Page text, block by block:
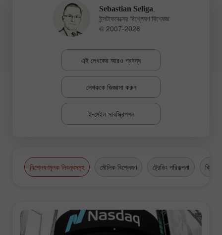
Sebastian Seliga
ইন্সটাফরেক্সের বিশ্লেষণ বিশেষজ্ঞ
© 2007-2026
এই লেখকের আরও প্রবন্ধ
লেখককে জিজ্ঞাসা করুন
ই-মেইল সাবস্ক্রিপশন
বিশ্লেষণমূলক নিবন্ধসমূহ মৌলিক বিশ্লেষণ ট্রেডিং পরিকল্পনা